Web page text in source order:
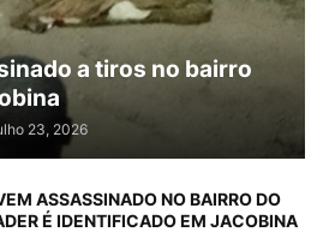
a tiros no bairro
23, 2026
ASSASSINADO NO BAIRRO DO
É IDENTIFICADO EM JACOBINA